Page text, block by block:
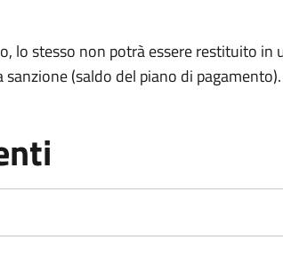
lo stesso non potrà essere restituito in
(saldo del piano di pagamento).